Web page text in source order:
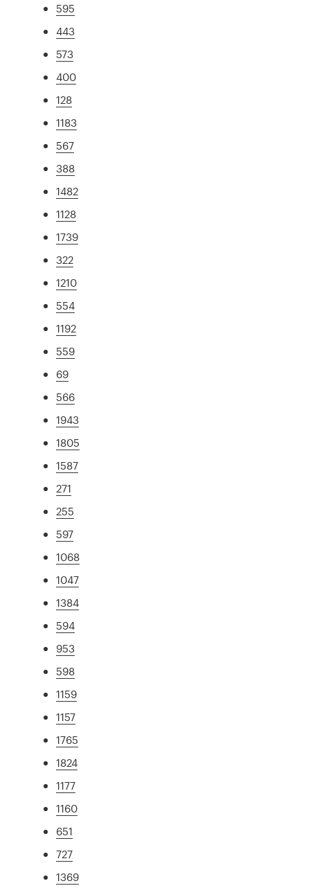
595
443
573
400
128
1183
567
388
1482
1128
1739
322
1210
554
1192
559
69
566
1943
1805
1587
271
255
597
1068
1047
1384
594
953
598
1159
1157
1765
1824
1177
1160
651
727
1369